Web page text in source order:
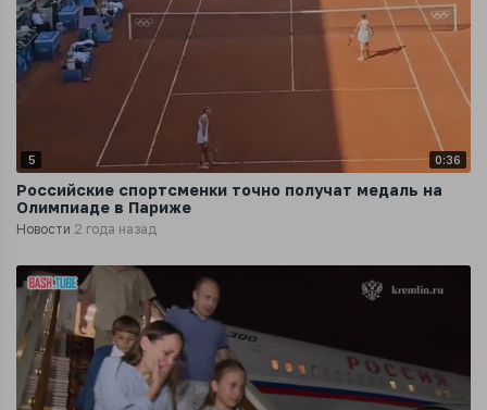
5 0:36
Российские спортсменки точно получат медаль на
Олимпиаде в Париже
Новости 2 года назад